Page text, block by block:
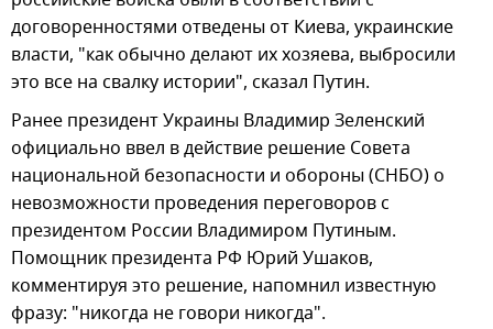
договоренностями отведены от Киева, украинские
власти, "как обычно делают их хозяева, выбросили
это все на свалку истории", сказал Путин.
Ранее президент Украины Владимир Зеленский
официально ввел в действие решение Совета
национальной безопасности и обороны (СНБО) о
невозможности проведения переговоров с
президентом России Владимиром Путиным.
Помощник президента РФ Юрий Ушаков,
комментируя это решение, напомнил известную
фразу: "никогда не говори никогда".